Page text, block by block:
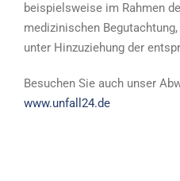
beispielsweise im Rahmen
medizinischen
unter Hinzuziehung der
Besuchen Sie auch unser
www.unfall24.de